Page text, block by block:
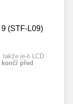
(STF-L09)
takže je-li LCD
před